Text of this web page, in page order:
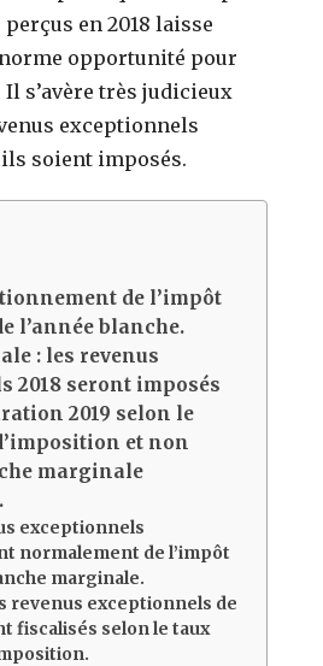
perçus en 2018 laisse
opportunité pour
s’avère très judicieux
exceptionnels
soient imposés.
de l’impôt
l’année blanche.
: les revenus
2018 seront imposés
2019 selon le
et non
marginale
exceptionnels
normalement de l’impôt
marginale.
revenus exceptionnels de
fiscalisés selon le taux